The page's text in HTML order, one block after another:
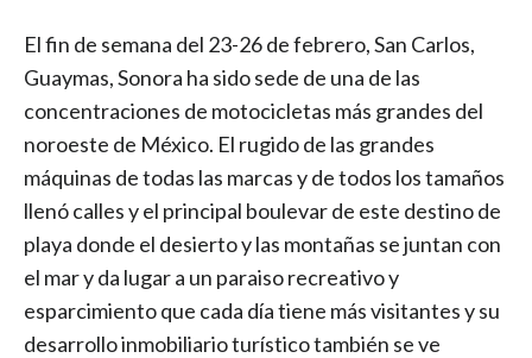
El fin de semana del 23-26 de febrero, San Carlos,
Guaymas, Sonora ha sido sede de una de las
concentraciones de motocicletas más grandes del
noroeste de México. El rugido de las grandes
máquinas de todas las marcas y de todos los tamaños
llenó calles y el principal boulevar de este destino de
playa donde el desierto y las montañas se juntan con
el mar y da lugar a un paraiso recreativo y
esparcimiento que cada día tiene más visitantes y su
desarrollo inmobiliario turístico también se ve